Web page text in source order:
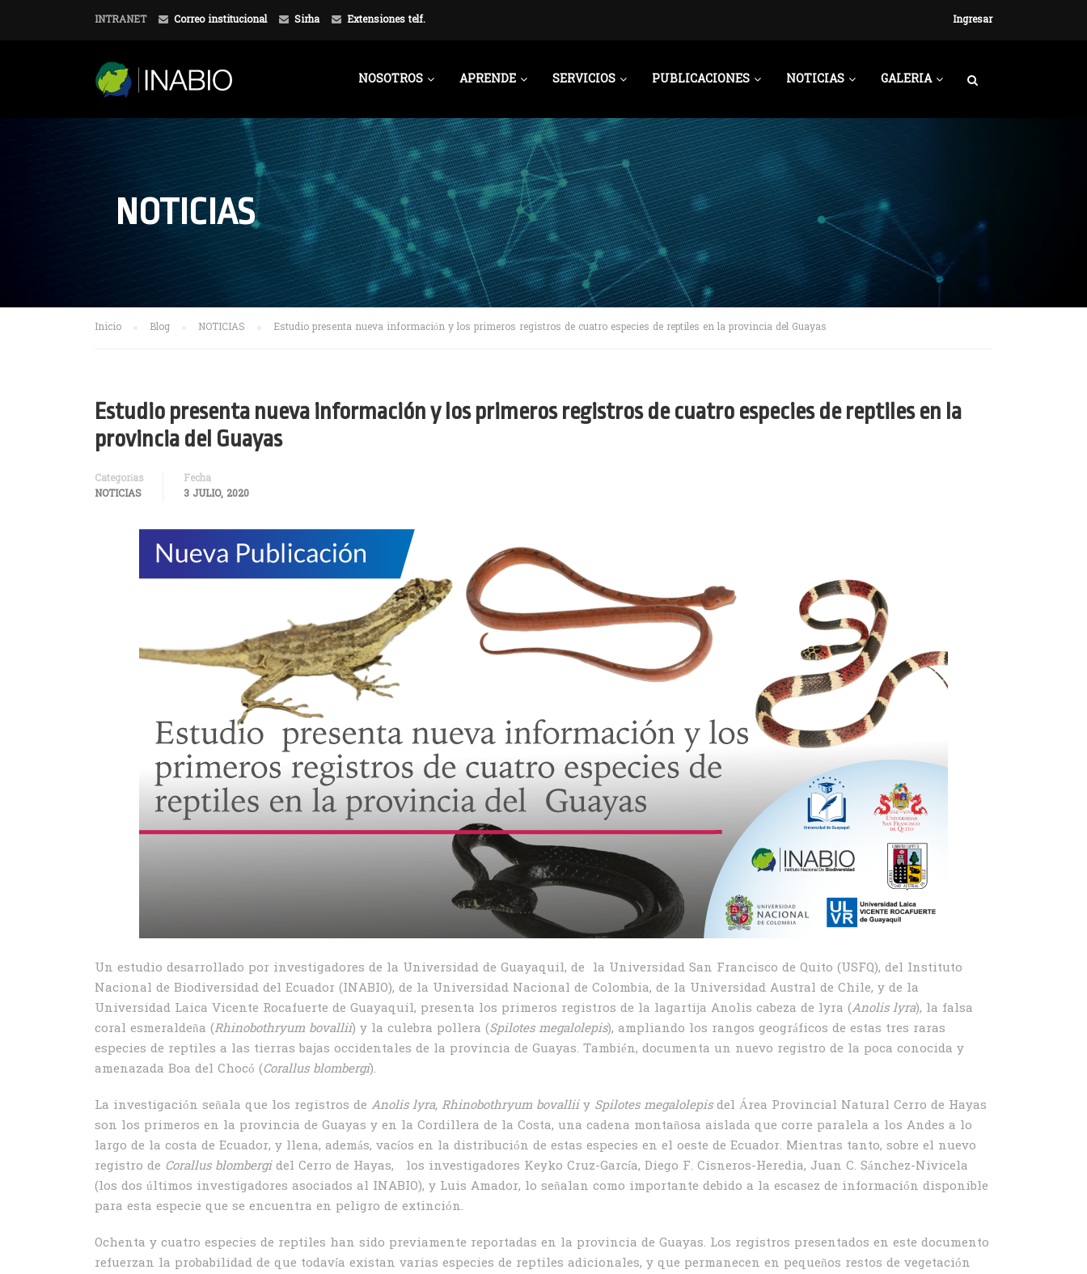
INTRANET Correo institucional Sirha Extensiones telf. Ingresar
NOSOTROS APRENDE SERVICIOS PUBLICACIONES NOTICIAS GALERIA
NOTICIAS
Inicio Blog NOTICIAS Estudio presenta nueva información y los primeros registros de cuatro especies de reptiles en la provincia del Guayas
Estudio presenta nueva información y los primeros registros de cuatro especies de reptiles en la
provincia del Guayas
Categorías
NOTICIAS
Fecha
3 JULIO, 2020
Un estudio desarrollado por investigadores de la Universidad de Guayaquil, de la Universidad San Francisco de Quito (USFQ), del Instituto
Nacional de Biodiversidad del Ecuador (INABIO), de la Universidad Nacional de Colombia, de la Universidad Austral de Chile, y de la
Universidad Laica Vicente Rocafuerte de Guayaquil, presenta los primeros registros de la lagartija Anolis cabeza de lyra (Anolis lyra), la falsa
coral esmeraldeña (Rhinobothryum bovallii) y la culebra pollera (Spilotes megalolepis), ampliando los rangos geográficos de estas tres raras
especies de reptiles a las tierras bajas occidentales de la provincia de Guayas. También, documenta un nuevo registro de la poca conocida y
amenazada Boa del Chocó (Corallus blombergi).
La investigación señala que los registros de Anolis lyra, Rhinobothryum bovalliiy Spilotes megalolepisdel Área Provincial Natural Cerro de Hayas
son los primeros en la provincia de Guayas y en la Cordillera de la Costa, una cadena montañosa aislada que corre paralela a los Andes a lo
largo de la costa de Ecuador, y llena, además, vacíos en la distribución de estas especies en el oeste de Ecuador. Mientras tanto, sobre el nuevo
registro de Corallus blombergidel Cerro de Hayas, los investigadores Keyko Cruz-García, Diego F. Cisneros-Heredia, Juan C. Sánchez-Nivicela
(los dos últimos investigadores asociados al INABIO), y Luis Amador, lo señalan como importante debido a la escasez de información disponible
para esta especie que se encuentra en peligro de extinción.
Ochenta y cuatro especies de reptiles han sido previamente reportadas en la provincia de Guayas. Los registros presentados en este documento
refuerzan la probabilidad de que todavía existan varias especies de reptiles adicionales, y que permanecen en pequeños restos de vegetación